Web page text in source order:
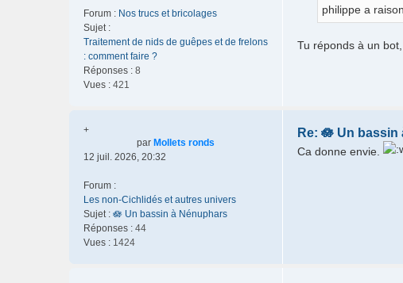
Forum : Nos trucs et bricolages
Sujet :
Traitement de nids de guêpes et de frelons
: comment faire ?
Réponses : 8
Vues : 421
philippe a
Tu réponds à un
+
par Mollets ronds
12 juil. 2026, 20:32
Forum :
Les non-Cichlidés et autres univers
Sujet : 🪷 Un bassin à Nénuphars
Réponses : 44
Vues : 1424
Re: 🪷 Un
Ca donne envie.